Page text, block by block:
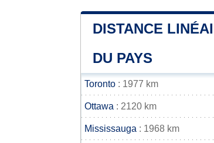
DISTANCE
DU PAYS
Toronto : 1977 km
Ottawa : 2120 km
Mississauga : 1968 km